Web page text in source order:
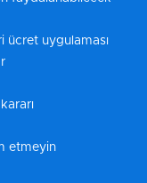
ücret uygulaması
etmeyin